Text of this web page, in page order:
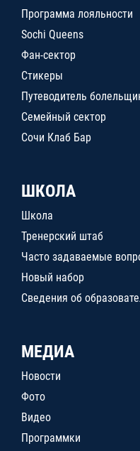
Программа лояльности
Sochi Queens
Фан-сектор
Стикеры
Путеводитель
Семейный сектор
Сочи Клаб Бар
ШКОЛА
Школа
Тренерский штаб
Часто задаваемые
Новый набор
Сведения об
МЕДИА
Новости
Фото
Видео
Программки